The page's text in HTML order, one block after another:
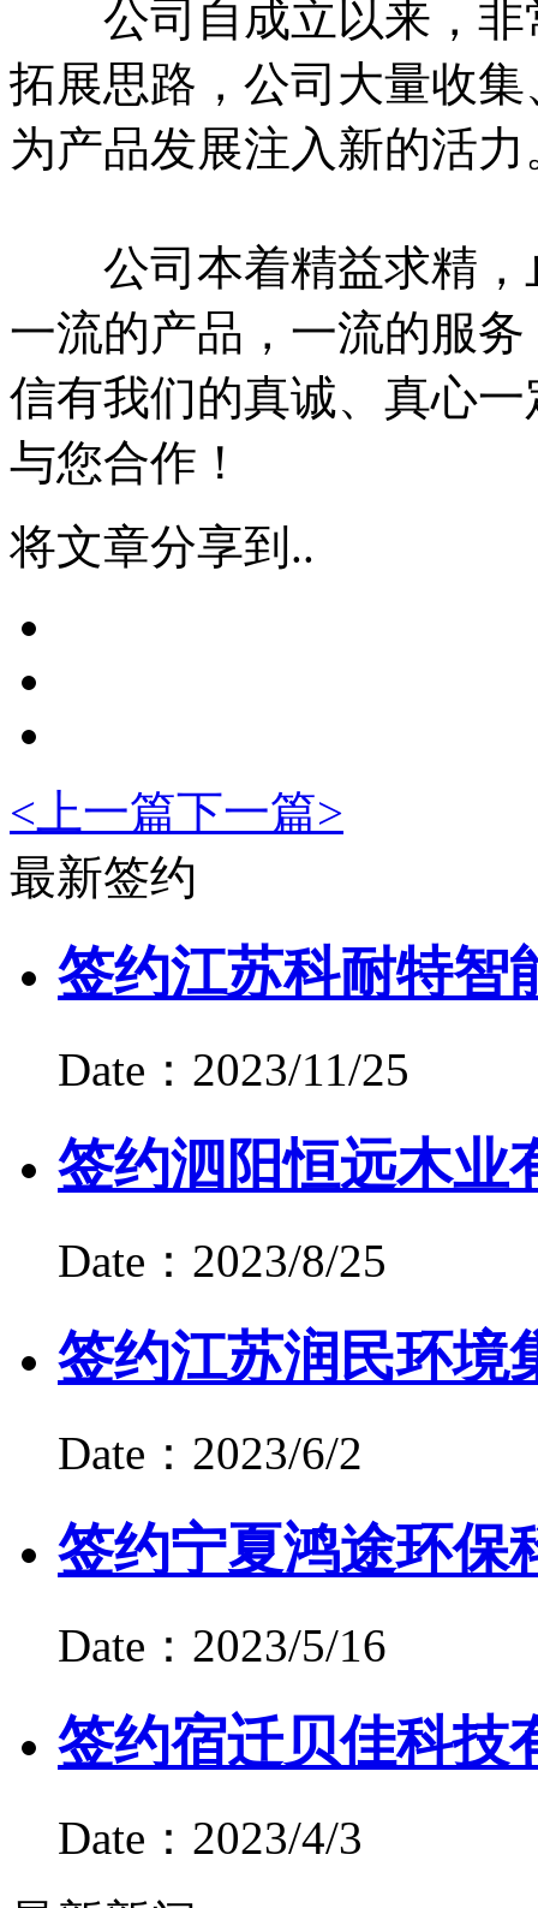
公司自成立以来，非
拓展思路，公司大量收
为产品发展注入新的活力
公司本着精益求精，
一流的产品，一流的服
信有我们的真诚、真心
与您合作！
将文章分享到..
< 上一篇下一篇>
最新签约
签约江苏科耐特智
Date：2023/11/25
签约泗阳恒远木业
Date：2023/8/25
签约江苏润民环境
Date：2023/6/2
签约宁夏鸿途环保
Date：2023/5/16
签约宿迁贝佳科技
Date：2023/4/3